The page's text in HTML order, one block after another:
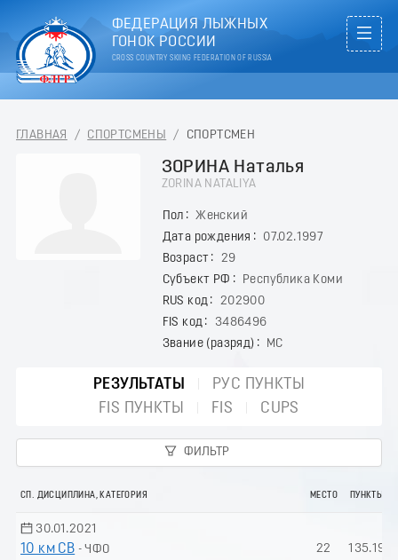
ФЕДЕРАЦИЯ ЛЫЖНЫХ
ГОНОК РОССИИ
CROSS COUNTRY SKIING FEDERATION OF RUSSIA
ГЛАВНАЯ / СПОРТСМЕНЫ / СПОРТСМЕН
ЗОРИНА Наталья
ZORINA NATALIYA
Пол
Женский
Дата рождения
07.02.1997
Возраст
29
Субъект РФ
Республика Коми
RUS код
202900
FIS код
3486496
Звание (разряд)
МС
РЕЗУЛЬТАТЫ
РУС ПУНКТЫ
FIS ПУНКТЫ
FIS CUPS
ФИЛЬТР
СП. ДИСЦИПЛИНА, КАТЕГОРИЯ МЕСТО ПУНКТЫ
30.01.2021
10 км СВ - ЧФО
22 135.19